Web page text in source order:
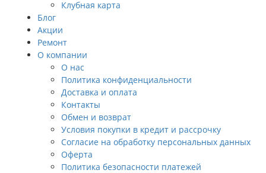
Клубная карта
Блог
Акции
Ремонт
О компании
О нас
Политика конфиденциальности
Доставка и оплата
Контакты
Обмен и возврат
Условия покупки в кредит и рассрочку
Согласие на обработку персональных данных
Оферта
Политика безопасности платежей